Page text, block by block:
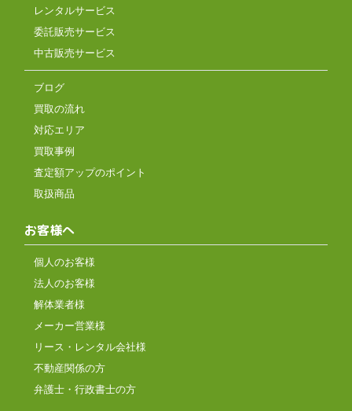
レンタルサービス
委託販売サービス
中古販売サービス
ブログ
買取の流れ
対応エリア
買取事例
査定額アップのポイント
取扱商品
お客様へ
個人のお客様
法人のお客様
解体業者様
メーカー営業様
リース・レンタル会社様
不動産関係の方
弁護士・行政書士の方